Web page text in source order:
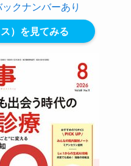
クナンバーあり
）を見てみる